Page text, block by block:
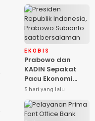
EKOBIS
Prabowo dan
KADIN Sepakat
Pacu Ekonomi
Nasional, Gufran
Ahmad: Sulteng
Siap Ambil Peran
5 hari yang lalu